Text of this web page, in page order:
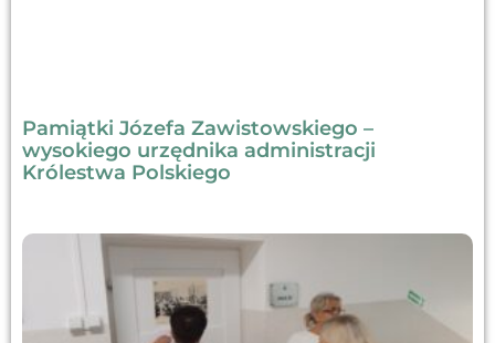
Pamiątki Józefa Zawistowskiego –
wysokiego urzędnika administracji
Królestwa Polskiego